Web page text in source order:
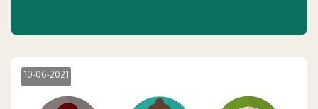
10-06-2021